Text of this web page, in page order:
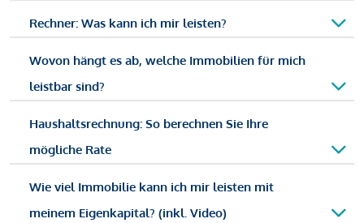
Rechner: Was kann ich mir leisten?
Wovon hängt es ab, welche Immobilien für mich
leistbar sind?
Haushaltsrechnung: So berechnen Sie Ihre
mögliche Rate
Wie viel Immobilie kann ich mir leisten mit
meinem Eigenkapital? (inkl. Video)